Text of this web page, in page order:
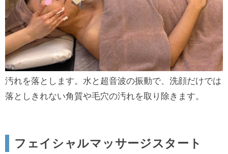
汚れを落とします。水と超音波の振動で、洗顔だけでは
落としきれない角質や毛穴の汚れを取り除きます。
フェイシャルマッサージスタート